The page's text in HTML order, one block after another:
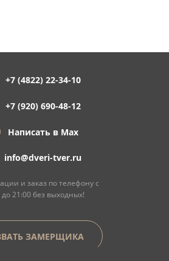
+7 (4822) 22-34-10
+7 (920) 690-48-12
Написать в Max
info@dveri-tver.ru
и заказ по телефону с
до 21:00 без выходных!
ЗАМЕРЩИКА